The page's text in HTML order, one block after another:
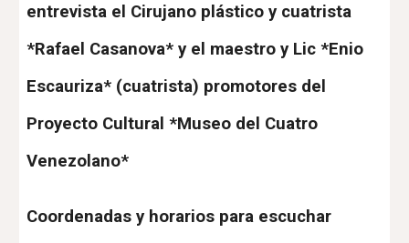
entrevista el Cirujano plástico y cuatrista
*Rafael Casanova* y el maestro y Lic *Enio
Escauriza* (cuatrista) promotores del
Proyecto Cultural *Museo del Cuatro
Venezolano*
Coordenadas y horarios para escuchar